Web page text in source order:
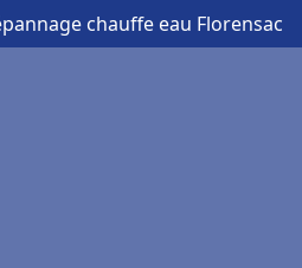
chauffe eau Florensac